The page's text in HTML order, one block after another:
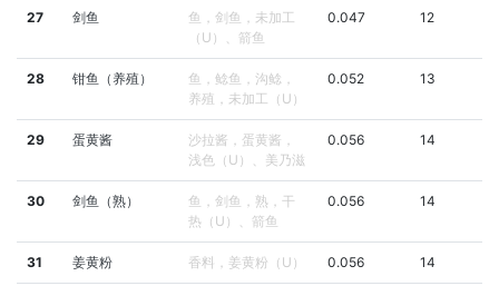
27 剑鱼
鱼，剑鱼，未加工
（U）、箭鱼
0.047 12
28 钳鱼（养殖）
鱼，鲶鱼，沟鲶，
养殖，未加工（U）
0.052 13
29 蛋黄酱
沙拉酱，蛋黄酱，
浅色（U）、美乃滋
0.056 14
30 剑鱼（熟）
鱼，剑鱼，熟，干
热（U）、箭鱼
0.056 14
31 姜黄粉 香料，姜黄粉（U） 0.056 14